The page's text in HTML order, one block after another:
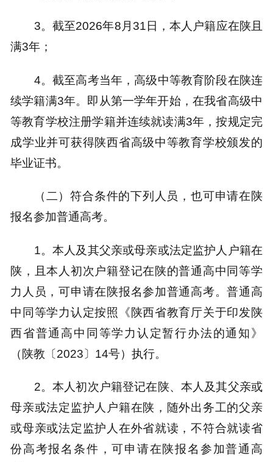
3。截至2026年8月31日，本人户籍应在陕且
满3年；
4。截至高考当年，高级中等教育阶段在陕连
续学籍满3年。即从第一学年开始，在我省高级中
等教育学校注册学籍并连续就读满3年，按规定完
成学业并可获得陕西省高级中等教育学校颁发的
毕业证书。
（二）符合条件的下列人员，也可申请在陕
报名参加普通高考。
1。本人及其父亲或母亲或法定监护人户籍在
陕，且本人初次户籍登记在陕的普通高中同等学
力人员，可申请在陕报名参加普通高考。普通高
中同等学力认定按照《陕西省教育厅关于印发陕
西省普通高中同等学力认定暂行办法的通知》
（陕教〔2023〕14号）执行。
2。本人初次户籍登记在陕、本人及其父亲或
母亲或法定监护人户籍在陕，随外出务工的父亲
或母亲或法定监护人在外省就读，不符合就读省
份高考报名条件，可申请在陕报名参加普通高